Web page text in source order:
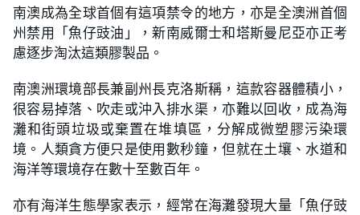
南澳成為全球首個有這項禁令的地方，亦是全澳洲首個
州禁用「魚仔豉油」，新南威爾士和塔斯曼尼亞亦正考
慮逐步淘汰這類膠製品。
南澳洲環境部長兼副州長克洛斯稱，這款容器體積小，
很容易掉落、吹走或沖入排水渠，亦難以回收，成為海
灘和街頭垃圾或棄置在堆填區，分解成微塑膠污染環
境。人類貪方便只是使用數秒鐘，但就在土壤、水道和
海洋等環境存在數十至數百年。
亦有海洋生態學家表示，經常在海灘發現大量「魚仔豉